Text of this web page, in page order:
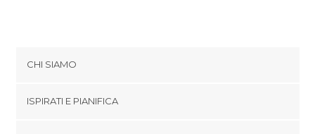
CHI SIAMO
ISPIRATI E PIANIFICA